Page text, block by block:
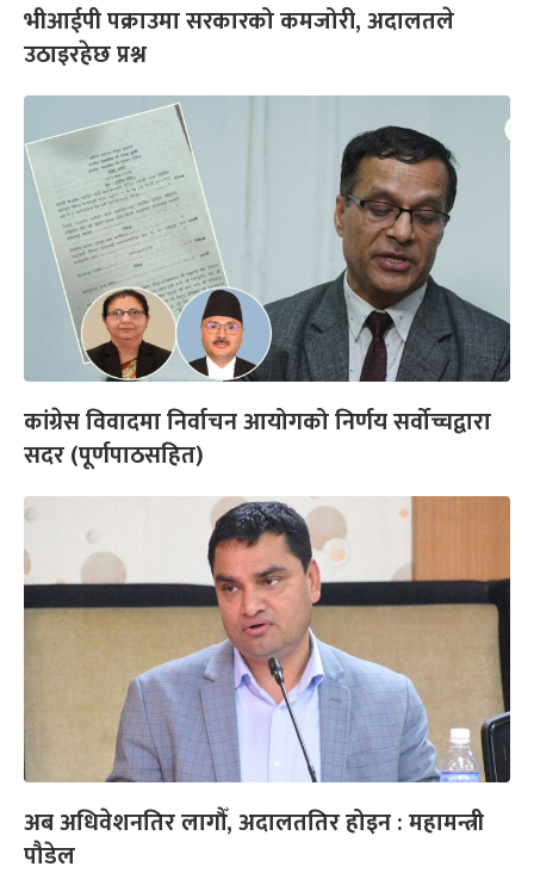
भीआईपी पक्राउमा सरकारको कमजोरी, अदालतले
उठाइरहेछ प्रश्न
कांग्रेस विवादमा निर्वाचन आयोगको निर्णय सर्वोच्चद्वारा
सदर (पूर्णपाठसहित)
अब अधिवेशनतिर लागौँ, अदालततिर होइन : महामन्त्री
पौडेल